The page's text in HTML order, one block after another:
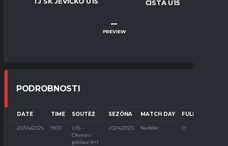
ČISTÁ U15
–
PREVIEW
PODROBNOSTI
DATE TIME SOUTĚŽ SEZÓNA MATCH DAY FULL TIME
20/04/2025 9:00
U15 –
Okresní
přebor 8+1
2024/2025 Neděle 0'